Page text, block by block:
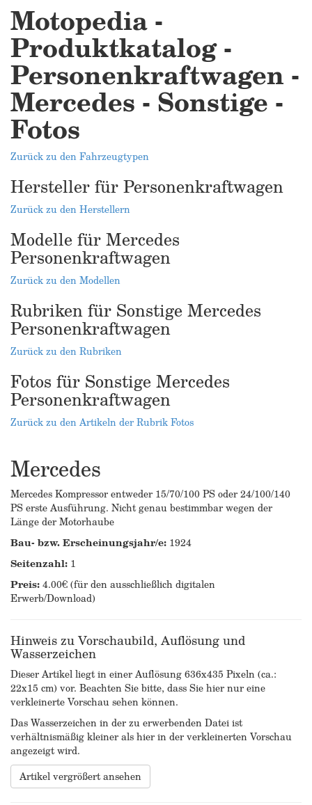
Motopedia -
Produktkatalog -
Personenkraftwagen -
Mercedes - Sonstige -
Fotos
Zurück zu den Fahrzeugtypen
Hersteller für Personenkraftwagen
Zurück zu den Herstellern
Modelle für Mercedes
Personenkraftwagen
Zurück zu den Modellen
Rubriken für Sonstige Mercedes
Personenkraftwagen
Zurück zu den Rubriken
Fotos für Sonstige Mercedes
Personenkraftwagen
Zurück zu den Artikeln der Rubrik Fotos
Mercedes
Mercedes Kompressor entweder 15/70/100 PS oder 24/100/140
PS erste Ausführung. Nicht genau bestimmbar wegen der
Länge der Motorhaube
Bau- bzw. Erscheinungsjahr/e: 1924
Seitenzahl: 1
Preis:4.00€ (für den ausschließlich digitalen
Erwerb/Download)
Hinweis zu Vorschaubild, Auflösung und
Wasserzeichen
Dieser Artikel liegt in einer Auflösung 636x435 Pixeln (ca.:
22x15 cm) vor. Beachten Sie bitte, dass Sie hier nur eine
verkleinerte Vorschau sehen können.
Das Wasserzeichen in der zu erwerbenden Datei ist
verhältnismäßig kleiner als hier in der verkleinerten Vorschau
angezeigt wird.
Artikel vergrößert ansehen